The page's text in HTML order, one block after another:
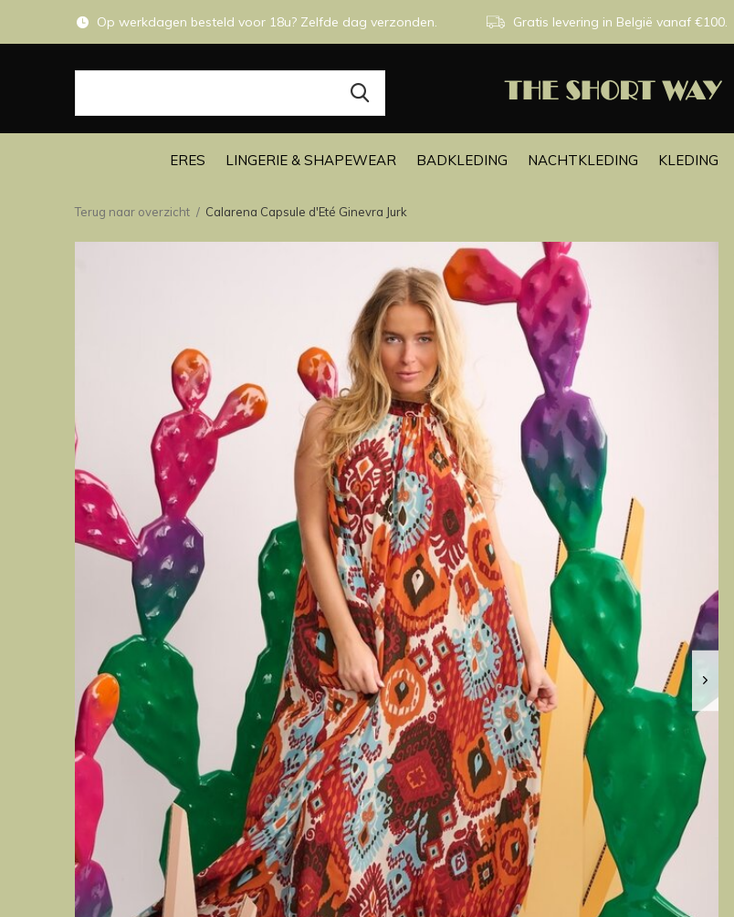
ERES LINGERIE & SHAPEWEAR BADKLEDING NACHTKLEDING KLEDING
Op werkdagen besteld voor 18u? Zelfde dag verzonden. Gratis levering in België vanaf €100.
Terug naar overzicht Calarena Capsule d'Eté Ginevra Jurk